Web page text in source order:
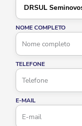
NOME COMPLETO
TELEFONE
E-MAIL